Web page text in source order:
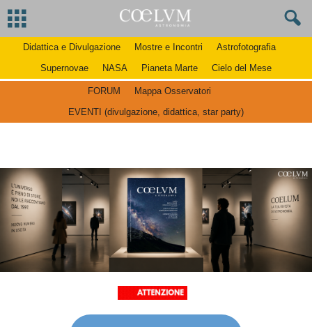
Didattica e Divulgazione Mostre e Incontri
Astrofotografia
Supernovae
NASA Pianeta Marte Cielo del Mese
FORUM
Mappa Osservatori
EVENTI (divulgazione, didattica, star party)